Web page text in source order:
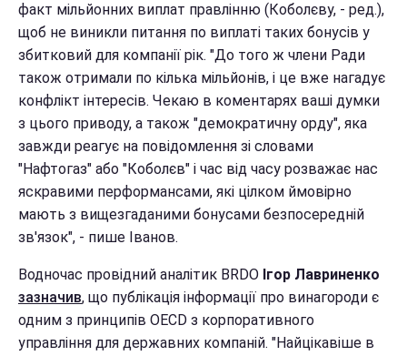
факт мільйонних виплат правлінню (Коболєву, - ред.),
щоб не виникли питання по виплаті таких бонусів у
збитковий для компанії рік. "До того ж члени Ради
також отримали по кілька мільйонів, і це вже нагадує
конфлікт інтересів. Чекаю в коментарях ваші думки
з цього приводу, а також "демократичну орду", яка
завжди реагує на повідомлення зі словами
"Нафтогаз" або "Коболєв" і час від часу розважає нас
яскравими перформансами, які цілком ймовірно
мають з вищезгаданими бонусами безпосередній
зв'язок", - пише Іванов.
Водночас провідний аналітик BRDO Ігор Лавриненко
зазначив, що публікація інформації про винагороди є
одним з принципів OECD з корпоративного
управління для державних компаній. "Найцікавіше в